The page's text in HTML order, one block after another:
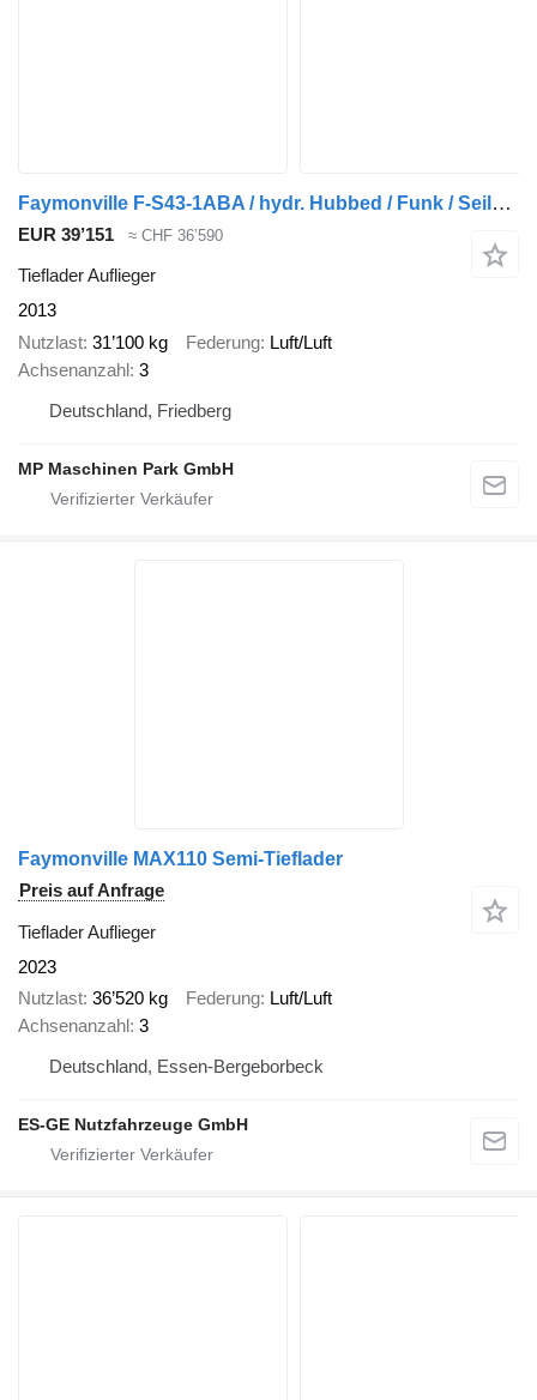
Faymonville F-S43-1ABA / hydr. Hubbed / Funk / Seilwinde
EUR 39’151 ≈ CHF 36’590
Tieflader Auflieger
2013
Nutzlast 31’100 kg Federung Luft/Luft
Achsenanzahl 3
Deutschland, Friedberg
MP Maschinen Park GmbH
Faymonville MAX110 Semi-Tieflader
Preis auf Anfrage
Tieflader Auflieger
2023
Nutzlast 36’520 kg Federung Luft/Luft
Achsenanzahl 3
Deutschland, Essen-Bergeborbeck
ES-GE Nutzfahrzeuge GmbH